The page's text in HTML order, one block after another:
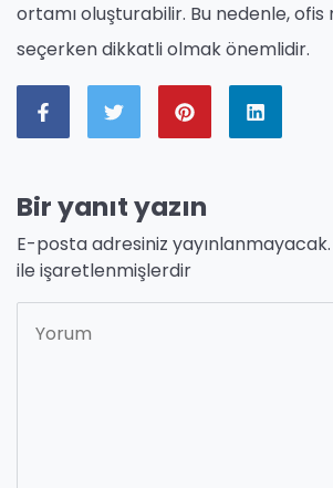
ortamı oluşturabilir. Bu nedenle, ofis
seçerken dikkatli olmak önemlidir.
Bir yanıt yazın
E-posta adresiniz yayınlanmayacak.
ile işaretlenmişlerdir